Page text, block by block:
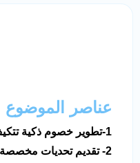
عناصر الموضوع
1-تطوير خصوم ذكية تتكيف مع أسلوب اللاعب
2- تقديم تحديات مخصصة بناءً على أداء اللاعب